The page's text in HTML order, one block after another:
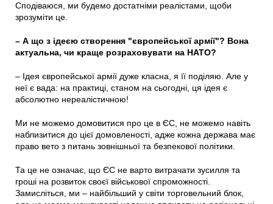
Сподіваюся, ми будемо достатніми реалістами, щоби
зрозуміти це.
– А що з ідеєю створення "європейської армії"? Вона
актуальна, чи краще розраховувати на НАТО?
– Ідея європейської армії дуже класна, я її поділяю. Але у
неї є вада: на практиці, станом на сьогодні, ця ідея є
абсолютно нереалістичною!
Ми не можемо домовитися про це в ЄС, не можемо навіть
наблизитися до цієї домовленості, адже кожна держава має
право вето з питань зовнішньої та безпекової політики.
Та це не означає, що ЄС не варто витрачати зусилля та
гроші на розвиток своєї військової спроможності.
Замисліться, ми – найбільший у світи торговельний блок,